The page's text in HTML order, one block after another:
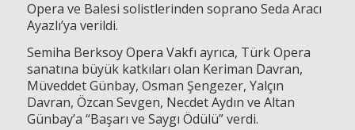
Opera ve Balesi solistlerinden soprano Seda Aracı
Ayazlı’ya verildi.
Semiha Berksoy Opera Vakfı ayrıca, Türk Opera
sanatına büyük katkıları olan Keriman Davran,
Müveddet Günbay, Osman Şengezer, Yalçın
Davran, Özcan Sevgen, Necdet Aydın ve Altan
Günbay’a “Başarı ve Saygı Ödülü” verdi.